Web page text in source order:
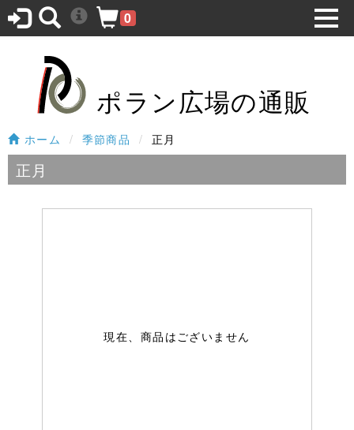
ポラン広場の通販
0
ホーム 季節商品 正月
正月
現在、商品はございません